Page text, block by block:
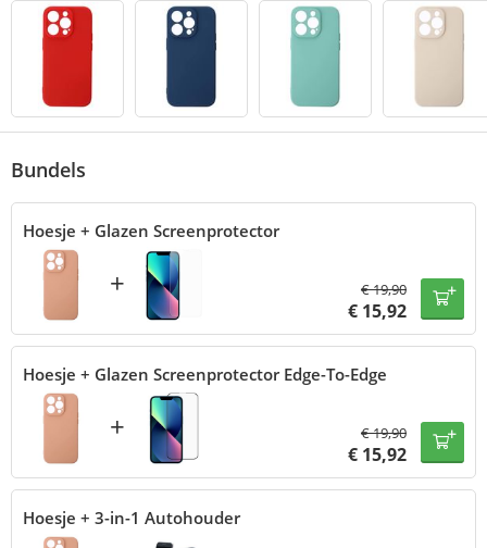
Bundels
Hoesje + Glazen Screenprotector
+ €19,90
€ 15,92
Hoesje + Glazen Screenprotector Edge-To-Edge
+ €19,90
€ 15,92
Hoesje + 3-in-1 Autohouder